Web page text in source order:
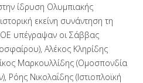
ίδρυση Ολυμπιακής
εκείνη συνάντηση τη
υπέγραψαν οι Σάββας
Αλέκος Κληρίδης
Μαρκουλλίδης (Ομοσπονδία
Νικολαΐδης (Ιστιοπλοϊκή